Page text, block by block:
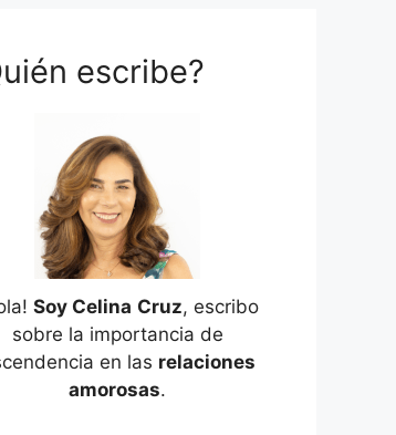
escribe?
Soy Celina Cruz, escribo
sobre la importancia de
en las relaciones
amorosas.